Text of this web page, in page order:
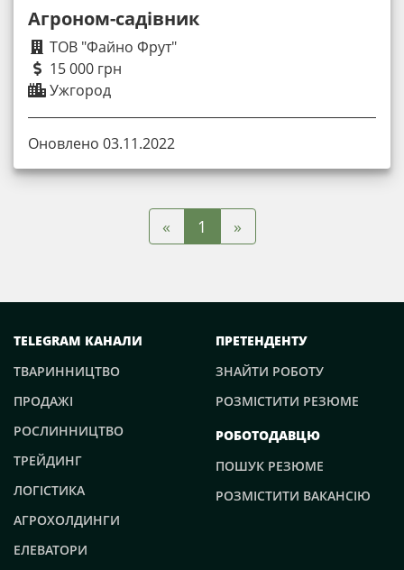
Агроном-садівник
ТОВ "Файно Фрут"
15 000 грн
Ужгород
Оновлено 03.11.2022
« 1 »
TELEGRAM КАНАЛИ
ТВАРИННИЦТВО
ПРОДАЖІ
РОСЛИННИЦТВО
ТРЕЙДИНГ
ЛОГІСТИКА
АГРОХОЛДИНГИ
ЕЛЕВАТОРИ
ПРЕТЕНДЕНТУ
ЗНАЙТИ РОБОТУ
РОЗМІСТИТИ РЕЗЮМЕ
РОБОТОДАВЦЮ
ПОШУК РЕЗЮМЕ
РОЗМІСТИТИ ВАКАНСІЮ